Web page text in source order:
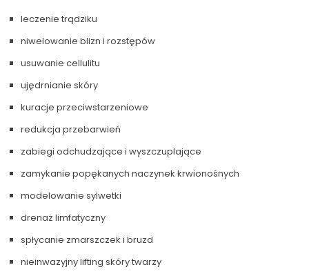
leczenie trądziku
niwelowanie blizn i rozstępów
usuwanie cellulitu
ujędrnianie skóry
kuracje przeciwstarzeniowe
redukcja przebarwień
zabiegi odchudzające i wyszczuplające
zamykanie popękanych naczynek krwionośnych
modelowanie sylwetki
drenaż limfatyczny
spłycanie zmarszczek i bruzd
nieinwazyjny lifting skóry twarzy